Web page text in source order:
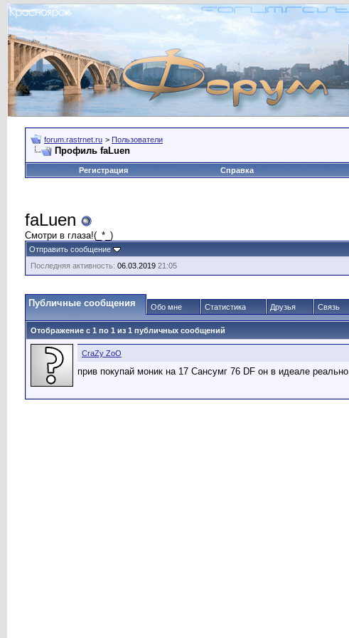
forum.rastrnet.ru > Пользователи
Профиль faLuen
Регистрация
Справка
faLuen
Смотри в глаза!(_*_)
Отправить сообщение
Последняя активность: 06.03.2019 21:05
Публичные сообщения Обо мне Статистика Друзья Связь
Отображение с 1 по 1 из 1 публичных сообщений
CraZy ZoO
прив покупай моник на 17 Сансумг 76 DF он в идеале реально